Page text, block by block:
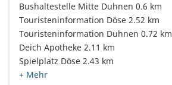
Bushaltestelle Mitte Duhnen 0.6 km
Touristeninformation Döse 2.52 km
Touristeninformation Duhnen 0.72 km
Deich Apotheke 2.11 km
Spielplatz Döse 2.43 km
+ Mehr